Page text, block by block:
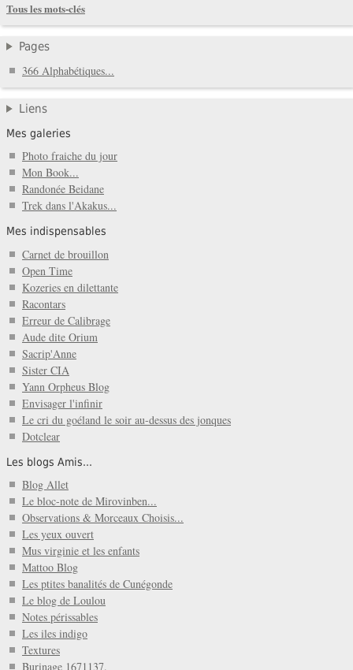
Tous les mots-clés
Pages
366 Alphabétiques...
Liens
Mes galeries
Photo fraiche du jour
Mon Book...
Randonée Beidane
Trek dans l'Akakus...
Mes indispensables
Carnet de brouillon
Open Time
Kozeries en dilettante
Racontars
Erreur de Calibrage
Aude dite Orium
Sacrip'Anne
Sister CIA
Yann Orpheus Blog
Envisager l'infinir
Le cri du goéland le soir au-dessus des jonques
Dotclear
Les blogs Amis...
Blog Allet
Le bloc-note de Mirovinben...
Observations & Morceaux Choisis...
Les yeux ouvert
Mus virginie et les enfants
Mattoo Blog
Les ptites banalités de Cunégonde
Le blog de Loulou
Notes périssables
Les iles indigo
Textures
Burinage 1671137.